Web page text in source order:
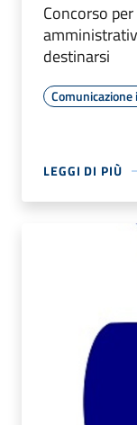
Concorso
destinarsi
LEGGI DI PIÙ